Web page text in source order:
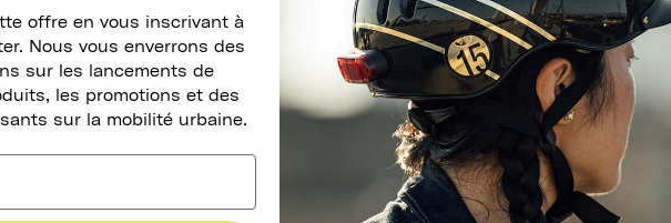
offre en vous inscrivant à
Nous vous enverrons des
sur les lancements de
les promotions et des
sur la mobilité urbaine.